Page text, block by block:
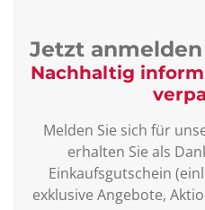
Jetzt
Nachhaltig
Melden Sie sich für
erhalten Sie als
Einkaufsgutschein
exklusive Angebote,